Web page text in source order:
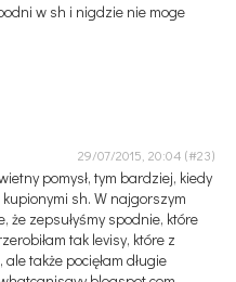
w sh i nigdzie nie moge
29/07/2015, 20:04
pomysł, tym bardziej, kiedy
sh. W najgorszym
że zepsułyśmy spodnie, które
tak levisy, które z
także pocięłam długie